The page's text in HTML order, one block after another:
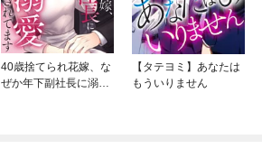
40歳捨てられ花嫁、な
ぜか年下副社長に溺愛
【タテヨミ】あなたは
もういりません